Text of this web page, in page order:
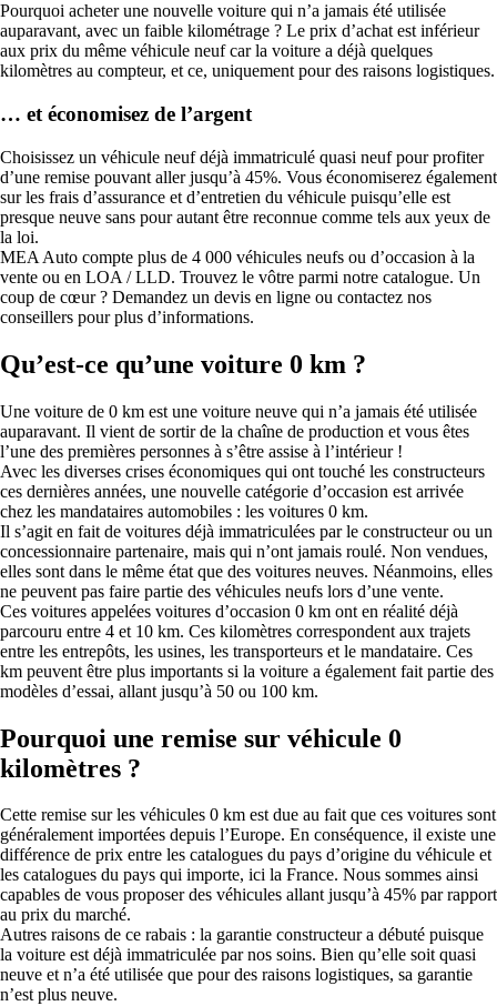
Pourquoi acheter une nouvelle voiture qui n’a jamais été utilisée
auparavant, avec un faible kilométrage ? Le prix d’achat est inférieur
aux prix du même véhicule neuf car la voiture a déjà quelques
kilomètres au compteur, et ce, uniquement pour des raisons logistiques.
… et économisez de l’argent
Choisissez un véhicule neuf déjà immatriculé quasi neuf pour profiter
d’une remise pouvant aller jusqu’à 45%. Vous économiserez également
sur les frais d’assurance et d’entretien du véhicule puisqu’elle est
presque neuve sans pour autant être reconnue comme tels aux yeux de
la loi.
MEA Auto compte plus de 4 000 véhicules neufs ou d’occasion à la
vente ou en LOA / LLD. Trouvez le vôtre parmi notre catalogue. Un
coup de cœur ? Demandez un devis en ligne ou contactez nos
conseillers pour plus d’informations.
Qu’est-ce qu’une voiture 0 km ?
Une voiture de 0 km est une voiture neuve qui n’a jamais été utilisée
auparavant. Il vient de sortir de la chaîne de production et vous êtes
l’une des premières personnes à s’être assise à l’intérieur !
Avec les diverses crises économiques qui ont touché les constructeurs
ces dernières années, une nouvelle catégorie d’occasion est arrivée
chez les mandataires automobiles : les voitures 0 km.
Il s’agit en fait de voitures déjà immatriculées par le constructeur ou un
concessionnaire partenaire, mais qui n’ont jamais roulé. Non vendues,
elles sont dans le même état que des voitures neuves. Néanmoins, elles
ne peuvent pas faire partie des véhicules neufs lors d’une vente.
Ces voitures appelées voitures d’occasion 0 km ont en réalité déjà
parcouru entre 4 et 10 km. Ces kilomètres correspondent aux trajets
entre les entrepôts, les usines, les transporteurs et le mandataire. Ces
km peuvent être plus importants si la voiture a également fait partie des
modèles d’essai, allant jusqu’à 50 ou 100 km.
Pourquoi une remise sur véhicule 0
kilomètres ?
Cette remise sur les véhicules 0 km est due au fait que ces voitures sont
généralement importées depuis l’Europe. En conséquence, il existe une
différence de prix entre les catalogues du pays d’origine du véhicule et
les catalogues du pays qui importe, ici la France. Nous sommes ainsi
capables de vous proposer des véhicules allant jusqu’à 45% par rapport
au prix du marché.
Autres raisons de ce rabais : la garantie constructeur a débuté puisque
la voiture est déjà immatriculée par nos soins. Bien qu’elle soit quasi
neuve et n’a été utilisée que pour des raisons logistiques, sa garantie
n’est plus neuve.